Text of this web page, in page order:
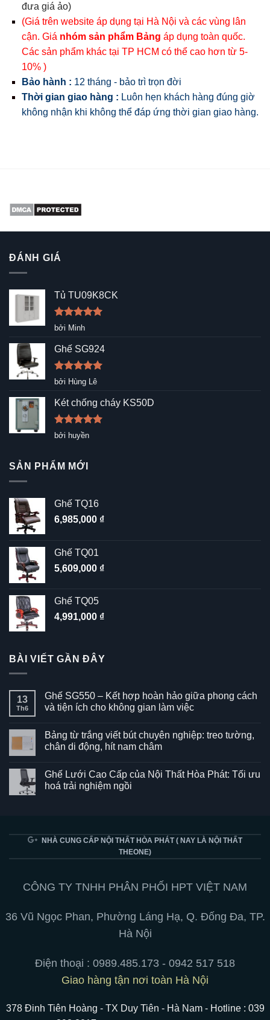
đưa giá ảo)
(Giá trên website áp dụng tại Hà Nội và các vùng lân
cận. Giá nhóm sản phẩm Bảng áp dụng toàn quốc.
Các sản phẩm khác tại TP HCM có thể cao hơn từ 5-
10% )
Bảo hành : 12 tháng - bảo trì trọn đời
Thời gian giao hàng : Luôn hẹn khách hàng đúng giờ
không nhận khi không thể đáp ứng thời gian giao hàng.
ĐÁNH GIÁ
Tủ TU09K8CK
Được xếp
sao
bởi Minh
Ghế SG924
Được xếp
5
sao
bởi Hùng Lê
Két chống cháy KS50D
Được xếp
hạng5
bởi huyền
SẢN PHẨM MỚI
Ghế TQ16
6,985,000 ₫
Ghế TQ01
5,609,000 ₫
Ghế TQ05
4,991,000 ₫
BÀI VIẾT GẦN ĐÂY
13
Th6
Ghế SG550 – Kết hợp hoàn hảo giữa phong cách
và tiện ích cho không gian làm việc
bình
luận
ở
–
Kết
hợp
và
tiện
cho
làm
việc
Bảng từ trắng viết bút chuyên nghiệp: treo tường,
chân di động, hít nam châm
bình
luận
ở
chuyên
nghiệp:
tường,
động,
hít
Ghế Lưới Cao Cấp của Nội Thất Hòa Phát: Tối ưu
hoá trải nghiệm ngồi
Ghế
Lưới
Cấp
Thất
Hòa
ưu
hoá
NHÀ CUNG CẤP NỘI THẤT HÒA PHÁT ( NAY LÀ NỘI THẤT
THEONE)
CÔNG TY TNHH PHÂN PHỐI HPT VIỆT NAM
36 Vũ Ngọc Phan, Phường Láng Hạ, Q. Đống Đa, TP.
Hà Nội
Điện thoại : 0989.485.173 - 0942 517 518
Giao hàng tận nơi toàn Hà Nội
378 Đinh Tiên Hoàng - TX Duy Tiên - Hà Nam - Hotline : 039